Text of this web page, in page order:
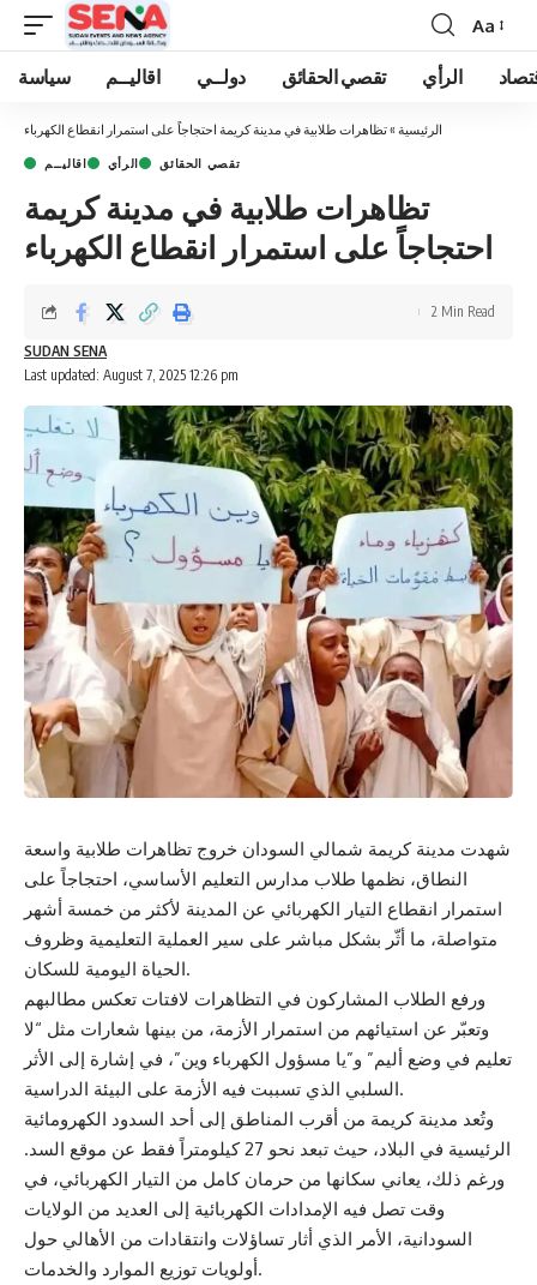
Font
Resizer
Aa
سياسة اقاليــم دولــي تقصي الحقائق الرأي
الرئيسية »تظاهرات طلابية في مدينة كريمة احتجاجاً على استمرار انقطاع الكهرباء
اقاليــم الرأي تقصي الحقائق
تظاهرات طلابية في مدينة كريمة
احتجاجاً على استمرار انقطاع الكهرباء
Last updated: August 7, 2025 12:26 pm
SUDAN SENA
2 Min Read
شهدت مدينة كريمة شمالي السودان خروج تظاهرات طلابية واسعة
النطاق، نظمها طلاب مدارس التعليم الأساسي، احتجاجاً على
استمرار انقطاع التيار الكهربائي عن المدينة لأكثر من خمسة أشهر
متواصلة، ما أثّر بشكل مباشر على سير العملية التعليمية وظروف
الحياة اليومية للسكان.
ورفع الطلاب المشاركون في التظاهرات لافتات تعكس مطالبهم
وتعبّر عن استيائهم من استمرار الأزمة، من بينها شعارات مثل “لا
تعليم في وضع أليم” و”يا مسؤول الكهرباء وين”، في إشارة إلى الأثر
السلبي الذي تسببت فيه الأزمة على البيئة الدراسية.
وتُعد مدينة كريمة من أقرب المناطق إلى أحد السدود الكهرومائية
الرئيسية في البلاد، حيث تبعد نحو 27 كيلومتراً فقط عن موقع السد.
ورغم ذلك، يعاني سكانها من حرمان كامل من التيار الكهربائي، في
وقت تصل فيه الإمدادات الكهربائية إلى العديد من الولايات
السودانية، الأمر الذي أثار تساؤلات وانتقادات من الأهالي حول
أولويات توزيع الموارد والخدمات.